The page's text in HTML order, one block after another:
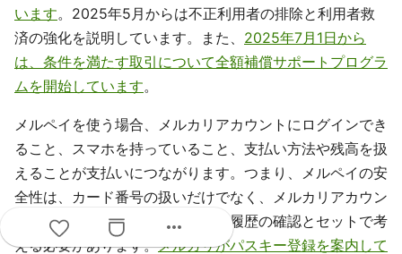
います。2025年5月からは不正利用者の排除と利用者救
済の強化を説明しています。また、 2025年7月1日から
は、条件を満たす取引について全額補償サポートプログラ
ムを開始しています。
メルペイを使う場合、メルカリアカウントにログインでき
ること、スマホを持っていること、支払い方法や残高を扱
えることが支払いにつながります。つまり、メルペイの安
全性は、カード番号の扱いだけでなく、メルカリアカウン
ト、端末ロック、本人確認、取引履歴の確認とセットで考
える必要があります。メルカリがパスキー登録を案内して
more_horiz